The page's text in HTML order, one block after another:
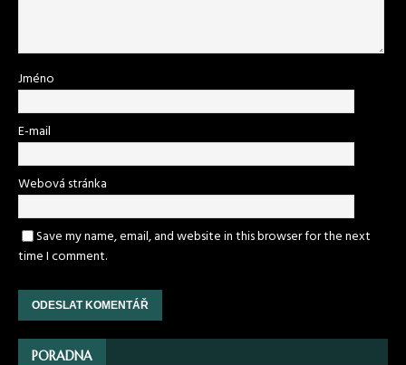
Jméno
E-mail
Webová stránka
Save my name, email, and website in this browser for the next
time I comment.
PORADNA